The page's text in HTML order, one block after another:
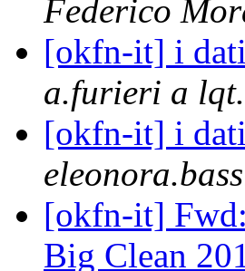
Federico
[okfn-it] i
a.furieri a
[okfn-it] i
[okfn-it]
Big Clean